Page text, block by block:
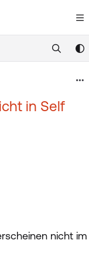
at:
https://
in Self
nicht im